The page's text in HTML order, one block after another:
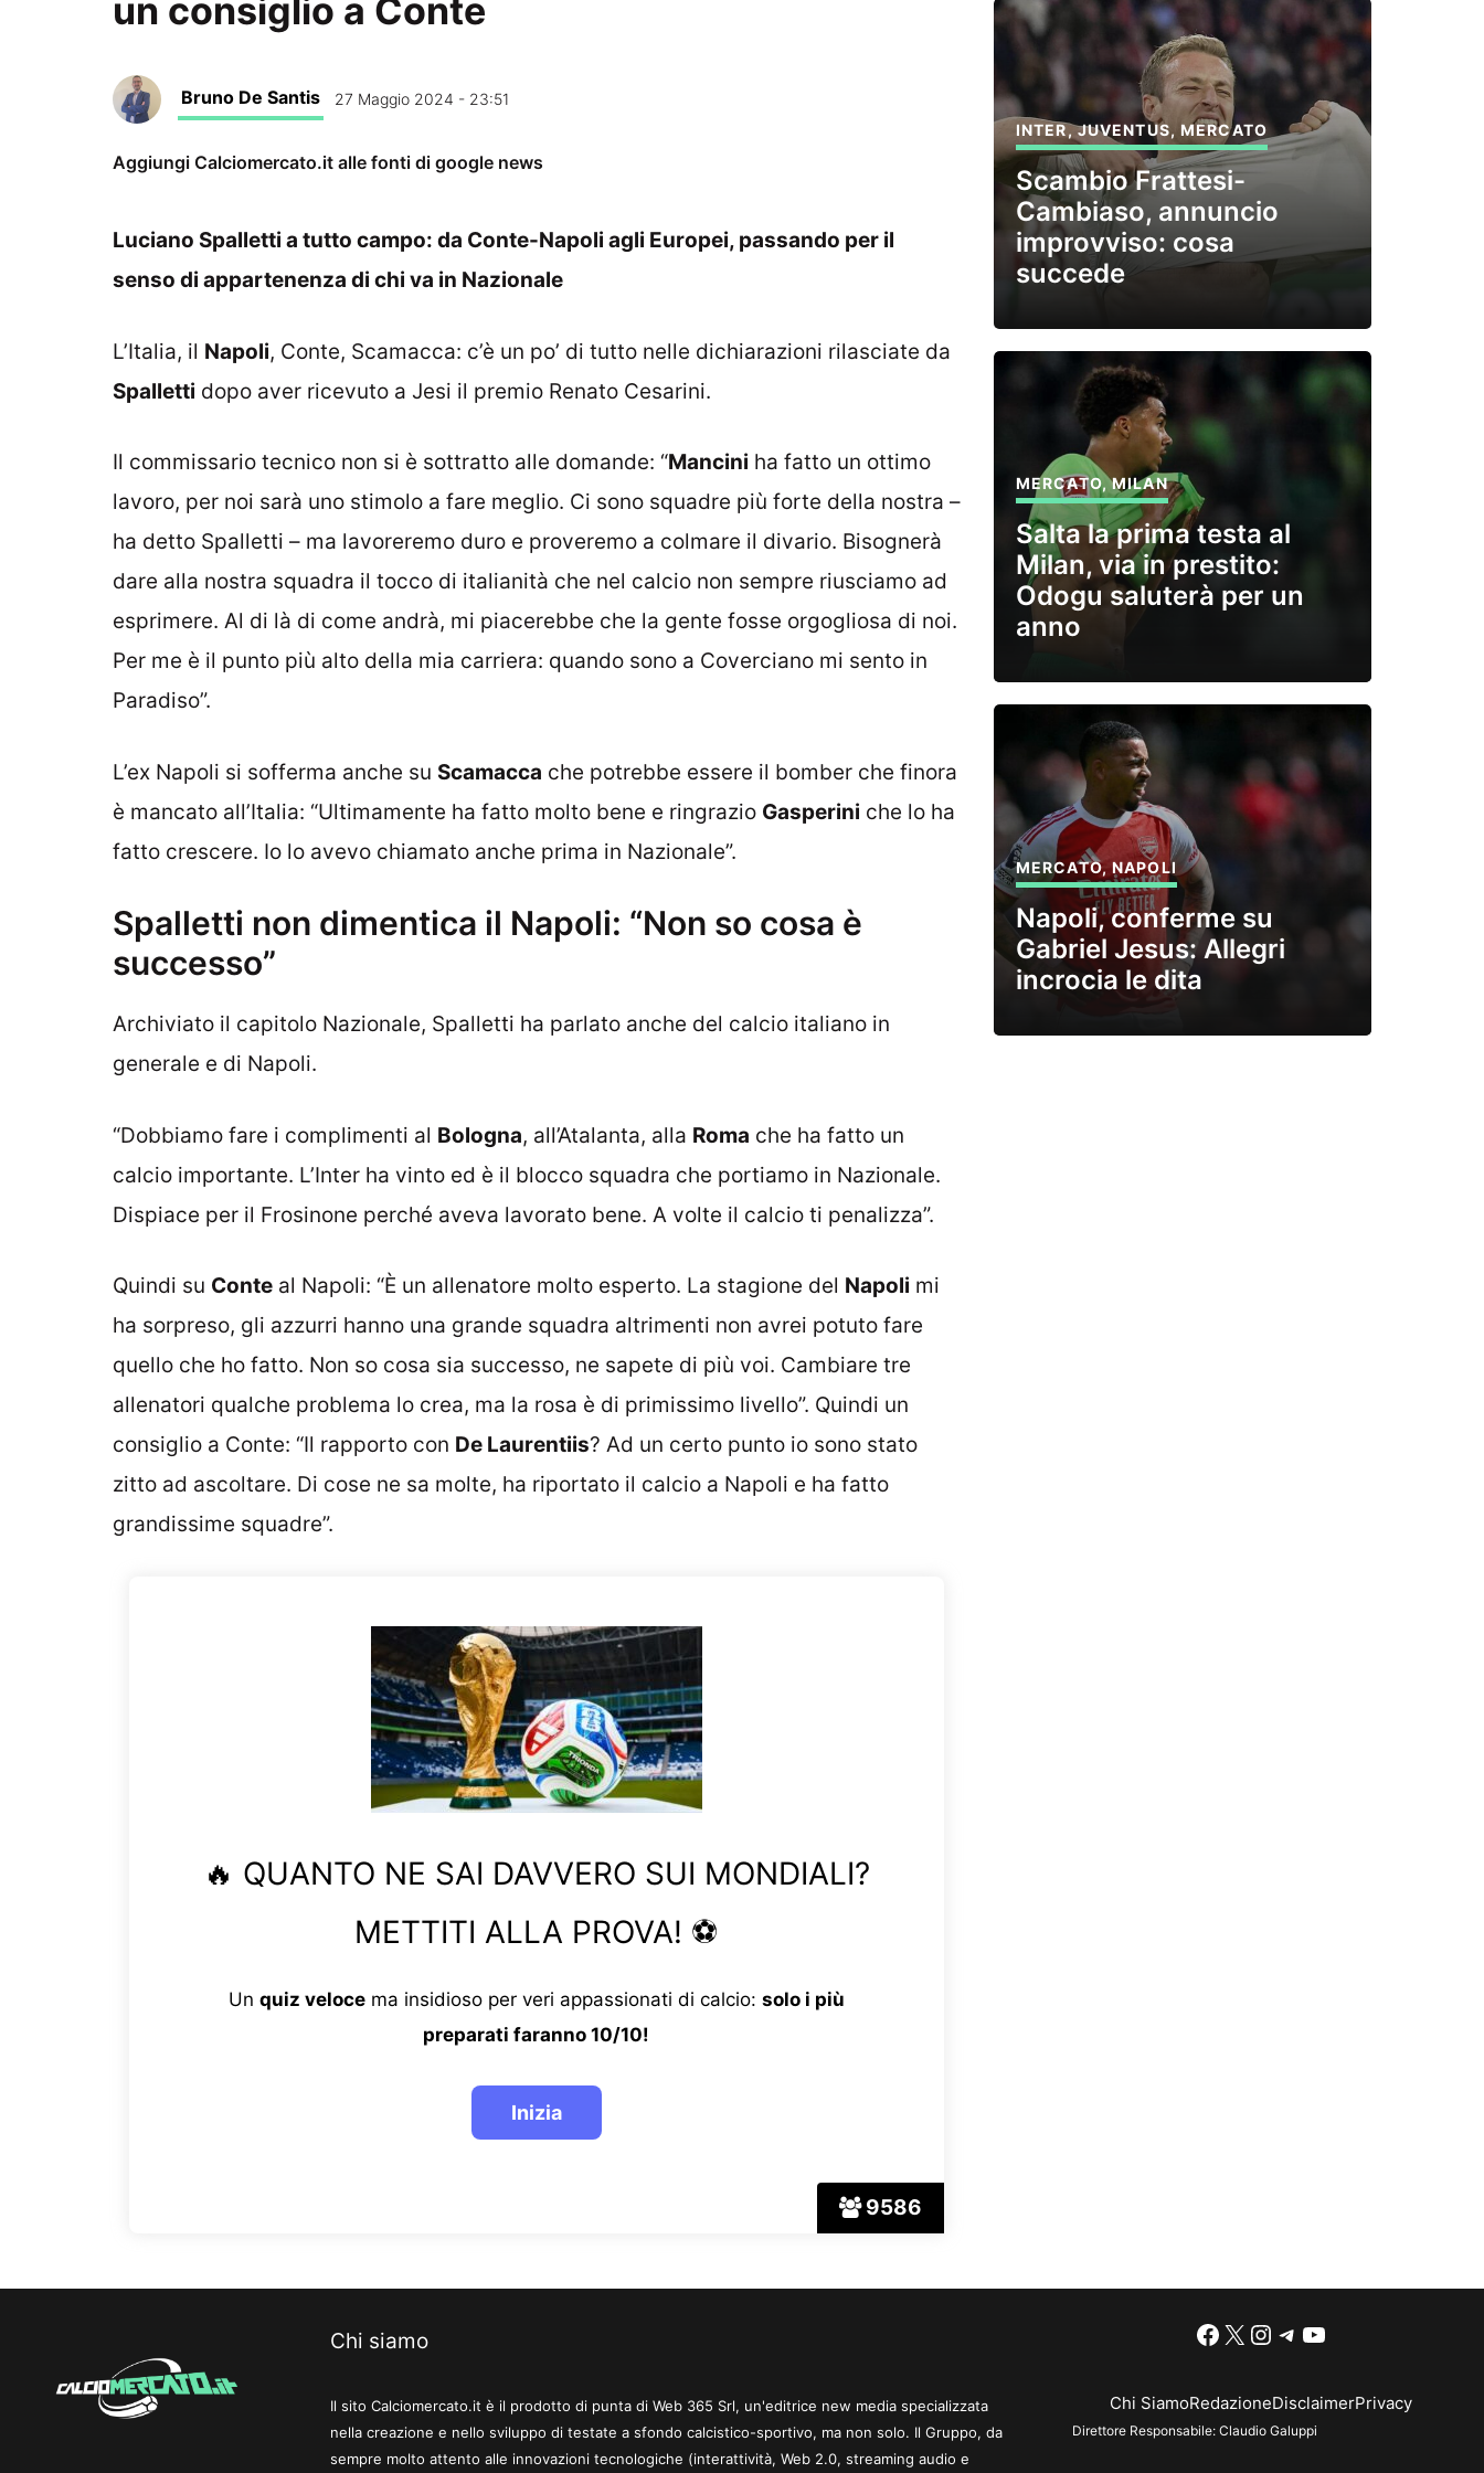
un consiglio a Conte
Bruno De Santis 27 Maggio 2024 - 23:51
Aggiungi Calciomercato.it alle fonti di google news
Luciano Spalletti a tutto campo: da Conte-Napoli agli Europei, passando per il
senso di appartenenza di chi va in Nazionale
L’Italia, il Napoli, Conte, Scamacca: c’è un po’ di tutto nelle dichiarazioni rilasciate da
Spalletti dopo aver ricevuto a Jesi il premio Renato Cesarini.
Il commissario tecnico non si è sottratto alle domande: “Mancini ha fatto un ottimo
lavoro, per noi sarà uno stimolo a fare meglio. Ci sono squadre più forte della nostra –
ha detto Spalletti – ma lavoreremo duro e proveremo a colmare il divario. Bisognerà
dare alla nostra squadra il tocco di italianità che nel calcio non sempre riusciamo ad
esprimere. Al di là di come andrà, mi piacerebbe che la gente fosse orgogliosa di noi.
Per me è il punto più alto della mia carriera: quando sono a Coverciano mi sento in
Paradiso”.
L’ex Napoli si sofferma anche su Scamacca che potrebbe essere il bomber che finora
è mancato all’Italia: “Ultimamente ha fatto molto bene e ringrazio Gasperini che lo ha
fatto crescere. Io lo avevo chiamato anche prima in Nazionale”.
Spalletti non dimentica il Napoli: “Non so cosa è
successo”
Archiviato il capitolo Nazionale, Spalletti ha parlato anche del calcio italiano in
generale e di Napoli.
“Dobbiamo fare i complimenti al Bologna, all’Atalanta, alla Roma che ha fatto un
calcio importante. L’Inter ha vinto ed è il blocco squadra che portiamo in Nazionale.
Dispiace per il Frosinone perché aveva lavorato bene. A volte il calcio ti penalizza”.
Quindi su Conte al Napoli: “È un allenatore molto esperto. La stagione del Napoli mi
ha sorpreso, gli azzurri hanno una grande squadra altrimenti non avrei potuto fare
quello che ho fatto. Non so cosa sia successo, ne sapete di più voi. Cambiare tre
allenatori qualche problema lo crea, ma la rosa è di primissimo livello”. Quindi un
consiglio a Conte: “Il rapporto con De Laurentiis? Ad un certo punto io sono stato
zitto ad ascoltare. Di cose ne sa molte, ha riportato il calcio a Napoli e ha fatto
grandissime squadre”.
9586
🔥 QUANTO NE SAI DAVVERO SUI MONDIALI?
METTITI ALLA PROVA! ⚽
Un quiz velocema insidioso per veri appassionati di calcio: solo i più
preparati faranno 10/10!
INTER,JUVENTUS, MERCATO
Scambio Frattesi-
Cambiaso, annuncio
improvviso: cosa
succede
MERCATO,MILAN
Salta la prima testa al
Milan, via in prestito:
Odogu saluterà per un
anno
MERCATO,NAPOLI
Napoli, conferme su
Gabriel Jesus: Allegri
incrocia le dita
Chi siamo
Il sito Calciomercato.it è il prodotto di punta di Web 365 Srl, un'editrice new media specializzata
nella creazione e nello sviluppo di testate a sfondo calcistico-sportivo, ma non solo. Il Gruppo, da
sempre molto attento alle innovazioni tecnologiche (interattività, Web 2.0, streaming audio e
Facebook
X Instagram
Telegram
YouTube
Chi SiamoRedazioneDisclaimerPrivacy
Direttore Responsabile: Claudio Galuppi